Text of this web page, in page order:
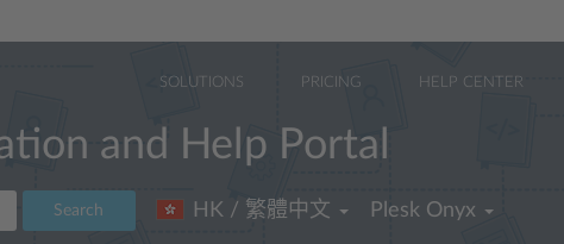
SOLUTIONS PRICING HELP CENTER
and Help Portal
Search HK / 繁體中文 Plesk Onyx